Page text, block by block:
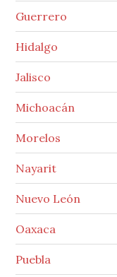
Guerrero
Hidalgo
Jalisco
Michoacán
Morelos
Nayarit
Nuevo León
Oaxaca
Puebla